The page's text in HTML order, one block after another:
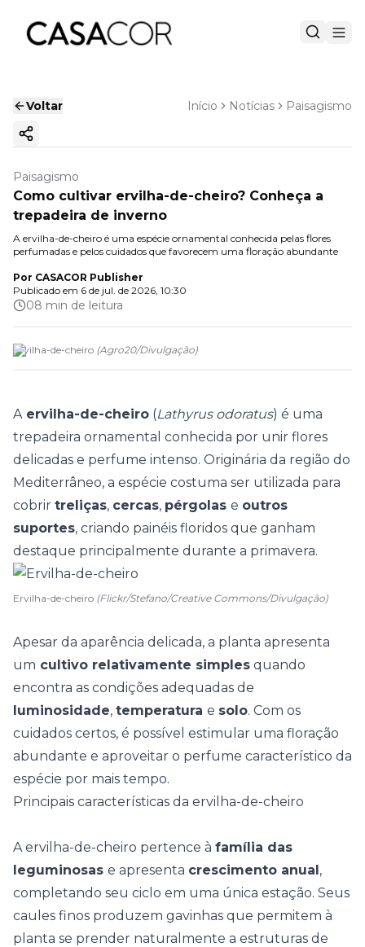
Voltar Início Notícias Paisagismo
Copiar link
Paisagismo
Como cultivar ervilha-de-cheiro? Conheça a
trepadeira de inverno
A ervilha-de-cheiro é uma espécie ornamental conhecida pelas flores
perfumadas e pelos cuidados que favorecem uma floração abundante
Por CASACOR Publisher
Publicado em 6 de jul. de 2026, 10:30
08 min de leitura
Ervilha-de-cheiro (Agro20/Divulgação)
Aervilha-de-cheiro (Lathyrus odoratus) é uma
trepadeira ornamental conhecida por unir flores
delicadas e perfume intenso. Originária da região do
Mediterrâneo, a espécie costuma ser utilizada para
cobrir treliças, cercas, pérgolas e outros
suportes, criando painéis floridos que ganham
destaque principalmente durante a primavera.
Ervilha-de-cheiro (Flickr/Stefano/Creative Commons/Divulgação)
Apesar da aparência delicada, a planta apresenta
um cultivo relativamente simples quando
encontra as condições adequadas de
luminosidade, temperatura e solo. Com os
cuidados certos, é possível estimular uma floração
abundante e aproveitar o perfume característico da
espécie por mais tempo.
Principais características da ervilha-de-cheiro
A ervilha-de-cheiro pertence à família das
leguminosas e apresenta crescimento anual,
completando seu ciclo em uma única estação. Seus
caules finos produzem gavinhas que permitem à
planta se prender naturalmente a estruturas de